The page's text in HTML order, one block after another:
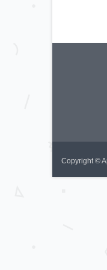
Copyright ©